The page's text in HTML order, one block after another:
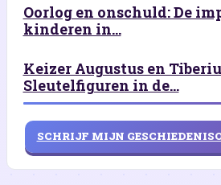
Oorlog en onschuld: De
kinderen in...
Keizer Augustus en
Sleutelfiguren in de...
SCHRIJF MIJN